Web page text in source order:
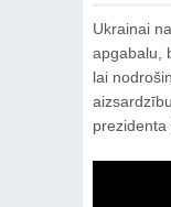
Ukrainai
apgabalu,
lai
prezidenta